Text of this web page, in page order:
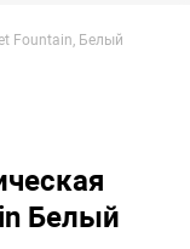
Fountain, Белый
Белый